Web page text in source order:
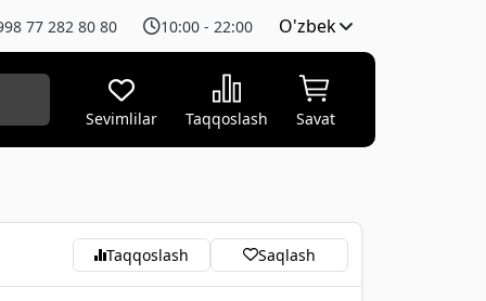
77 282 80 80 10:00 - 22:00 O'zbek
Sevimlilar Taqqoslash Savat
Taqqoslash Saqlash